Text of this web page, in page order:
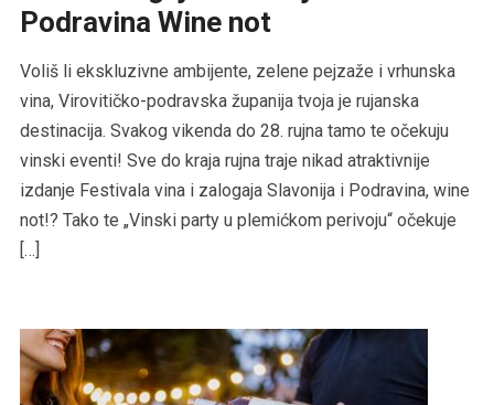
Podravina Wine not
Voliš li ekskluzivne ambijente, zelene pejzaže i vrhunska
vina, Virovitičko-podravska županija tvoja je rujanska
destinacija. Svakog vikenda do 28. rujna tamo te očekuju
vinski eventi! Sve do kraja rujna traje nikad atraktivnije
izdanje Festivala vina i zalogaja Slavonija i Podravina, wine
not!? Tako te „Vinski party u plemićkom perivoju“ očekuje
[…]